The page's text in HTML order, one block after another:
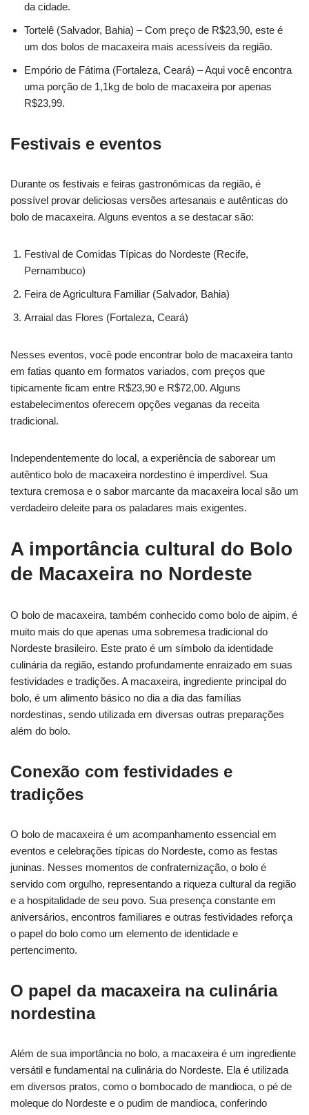
da cidade.
Tortelê (Salvador, Bahia) – Com preço de R$23,90, este é
um dos bolos de macaxeira mais acessíveis da região.
Empório de Fátima (Fortaleza, Ceará) – Aqui você encontra
uma porção de 1,1kg de bolo de macaxeira por apenas
R$23,99.
Festivais e eventos
Durante os festivais e feiras gastronômicas da região, é
possível provar deliciosas versões artesanais e autênticas do
bolo de macaxeira. Alguns eventos a se destacar são:
Festival de Comidas Típicas do Nordeste (Recife,
Pernambuco)
Feira de Agricultura Familiar (Salvador, Bahia)
Arraial das Flores (Fortaleza, Ceará)
Nesses eventos, você pode encontrar bolo de macaxeira tanto
em fatias quanto em formatos variados, com preços que
tipicamente ficam entre R$23,90 e R$72,00. Alguns
estabelecimentos oferecem opções veganas da receita
tradicional.
Independentemente do local, a experiência de saborear um
autêntico bolo de macaxeira nordestino é imperdível. Sua
textura cremosa e o sabor marcante da macaxeira local são um
verdadeiro deleite para os paladares mais exigentes.
A importância cultural do Bolo
de Macaxeira no Nordeste
O bolo de macaxeira, também conhecido como bolo de aipim, é
muito mais do que apenas uma sobremesa tradicional do
Nordeste brasileiro. Este prato é um símbolo da identidade
culinária da região, estando profundamente enraizado em suas
festividades e tradições. A macaxeira, ingrediente principal do
bolo, é um alimento básico no dia a dia das famílias
nordestinas, sendo utilizada em diversas outras preparações
além do bolo.
Conexão com festividades e
tradições
O bolo de macaxeira é um acompanhamento essencial em
eventos e celebrações típicas do Nordeste, como as festas
juninas. Nesses momentos de confraternização, o bolo é
servido com orgulho, representando a riqueza cultural da região
e a hospitalidade de seu povo. Sua presença constante em
aniversários, encontros familiares e outras festividades reforça
o papel do bolo como um elemento de identidade e
pertencimento.
O papel da macaxeira na culinária
nordestina
Além de sua importância no bolo, a macaxeira é um ingrediente
versátil e fundamental na culinária do Nordeste. Ela é utilizada
em diversos pratos, como o bombocado de mandioca, o pé de
moleque do Nordeste e o pudim de mandioca, conferindo